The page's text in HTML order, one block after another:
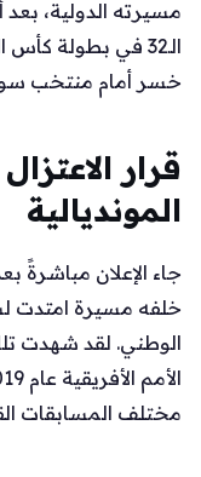
مسيرته الدولية،
خسر أمام منتخب
قرار
المونديالية
جاء الإعلان مباشرةً
خلفه مسيرة امتدت
الوطني. لقد شهدت
مختلف المسابقات